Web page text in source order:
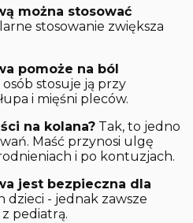
można stosować
stosowanie zwiększa
pomoże na ból
osób stosuje ją przy
i mięśni pleców.
na kolana? Tak, to jedno
Maść przynosi ulgę
i po kontuzjach.
jest bezpieczna dla
dzieci - jednak zawsze
pediatrą.